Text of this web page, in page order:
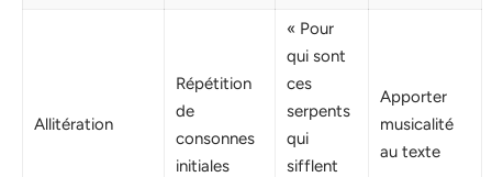
Allitération
Répétition
de
consonnes
initiales
« Pour
qui sont
ces
serpents
qui
sifflent
Apporter
musicalité
au texte